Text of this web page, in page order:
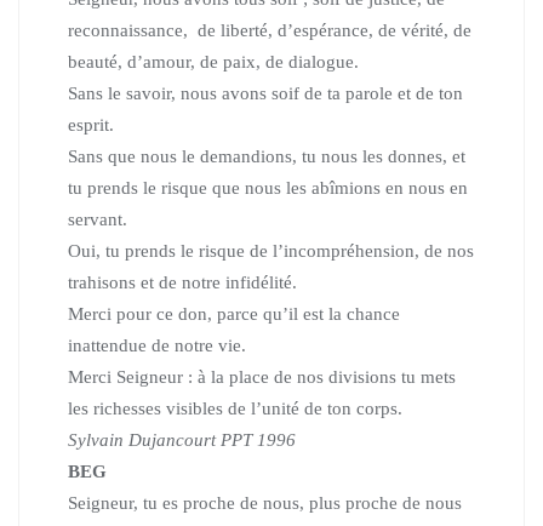
reconnaissance, de liberté, d’espérance, de vérité, de
beauté, d’amour, de paix, de dialogue.
Sans le savoir, nous avons soif de ta parole et de ton
esprit.
Sans que nous le demandions, tu nous les donnes, et
tu prends le risque que nous les abîmions en nous en
servant.
Oui, tu prends le risque de l’incompréhension, de nos
trahisons et de notre infidélité.
Merci pour ce don, parce qu’il est la chance
inattendue de notre vie.
Merci Seigneur : à la place de nos divisions tu mets
les richesses visibles de l’unité de ton corps.
Sylvain Dujancourt PPT 1996
BEG
Seigneur, tu es proche de nous, plus proche de nous